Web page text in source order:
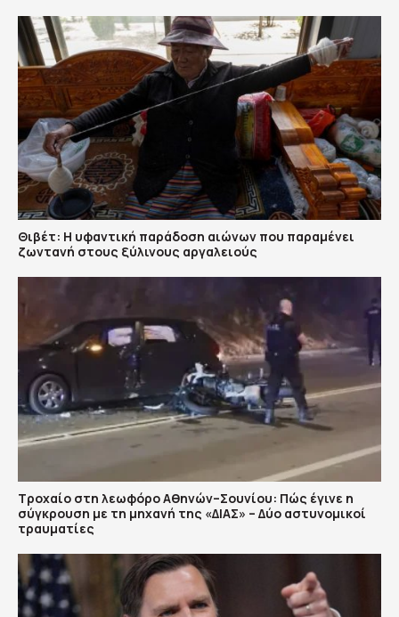
Θιβέτ: Η υφαντική παράδοση αιώνων που παραμένει
ζωντανή στους ξύλινους αργαλειούς
Τροχαίο στη λεωφόρο Αθηνών–Σουνίου: Πώς έγινε η
σύγκρουση με τη μηχανή της «ΔΙΑΣ» – Δύο αστυνομικοί
τραυματίες